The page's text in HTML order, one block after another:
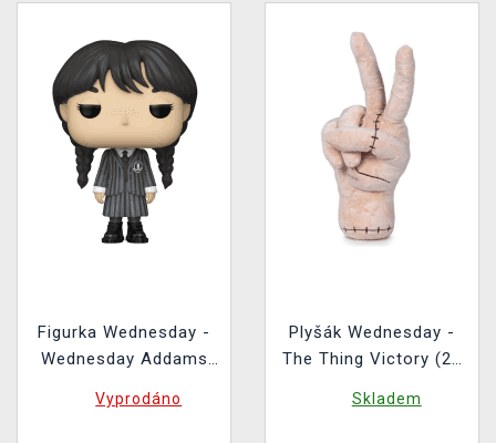
Figurka Wednesday -
Wednesday Addams
1309)
Vyprodáno
Plyšák Wednesday -
The Thing Victory (25
Skladem